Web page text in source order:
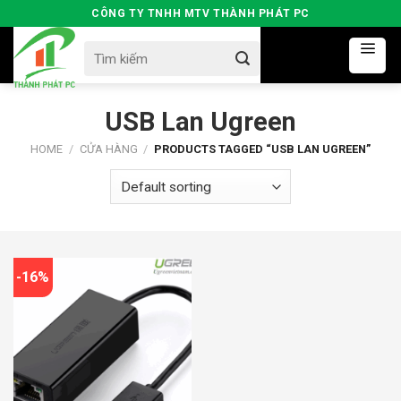
to
content
CÔNG TY TNHH MTV THÀNH PHÁT PC
for:
USB Lan Ugreen
HOME / CỬA HÀNG / PRODUCTS TAGGED “USB LAN UGREEN”
-16%
350000đ